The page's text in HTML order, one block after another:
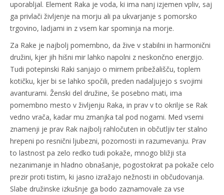
uporabljal. Element Raka je voda, ki ima nanj izjemen vpliv, saj
ga privlači življenje na morju ali pa ukvarjanje s pomorsko
trgovino, ladjami in z vsem kar spominja na morje.
Za Rake je najbolj pomembno, da žive v stabilni in harmonični
družini, kjer jih hišni mir lahko napolni z neskončno energijo.
Tudi potepinski Raki sanjajo o mirnem pribežališču, toplem
kotičku, kjer bi se lahko spočili, preden nadaljujejo s svojimi
avanturami. Ženski del družine, še posebno mati, ima
pomembno mesto v življenju Raka, in prav v to okrilje se Rak
vedno vrača, kadar mu zmanjka tal pod nogami. Med vsemi
znamenji je prav Rak najbolj rahločuten in občutljiv ter stalno
hrepeni po resnični ljubezni, pozornosti in razumevanju. Prav
to lastnost pa zelo redko tudi pokaže, mnogo bližji sta
nezanimanje in hladno obnašanje, pogostokrat pa pokaže celo
prezir proti tistim, ki jasno izražajo nežnosti in občudovanja.
Slabe družinske izkušnje ga bodo zaznamovale za vse